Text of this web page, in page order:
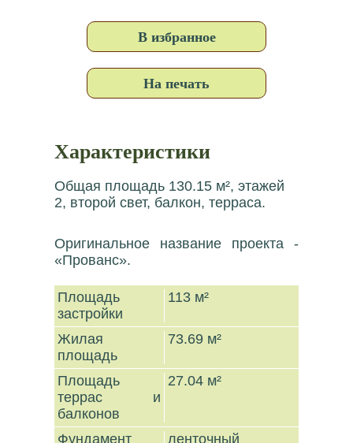
В избранное
На печать
Характеристики
Общая площадь 130.15 м², этажей
2, второй свет, балкон, терраса.
Оригинальное название проекта -
«Прованс».
Площадь
застройки
113 м²
Жилая
площадь
73.69 м²
Площадь
террас и
балконов
27.04 м²
Фундамент
ленточный